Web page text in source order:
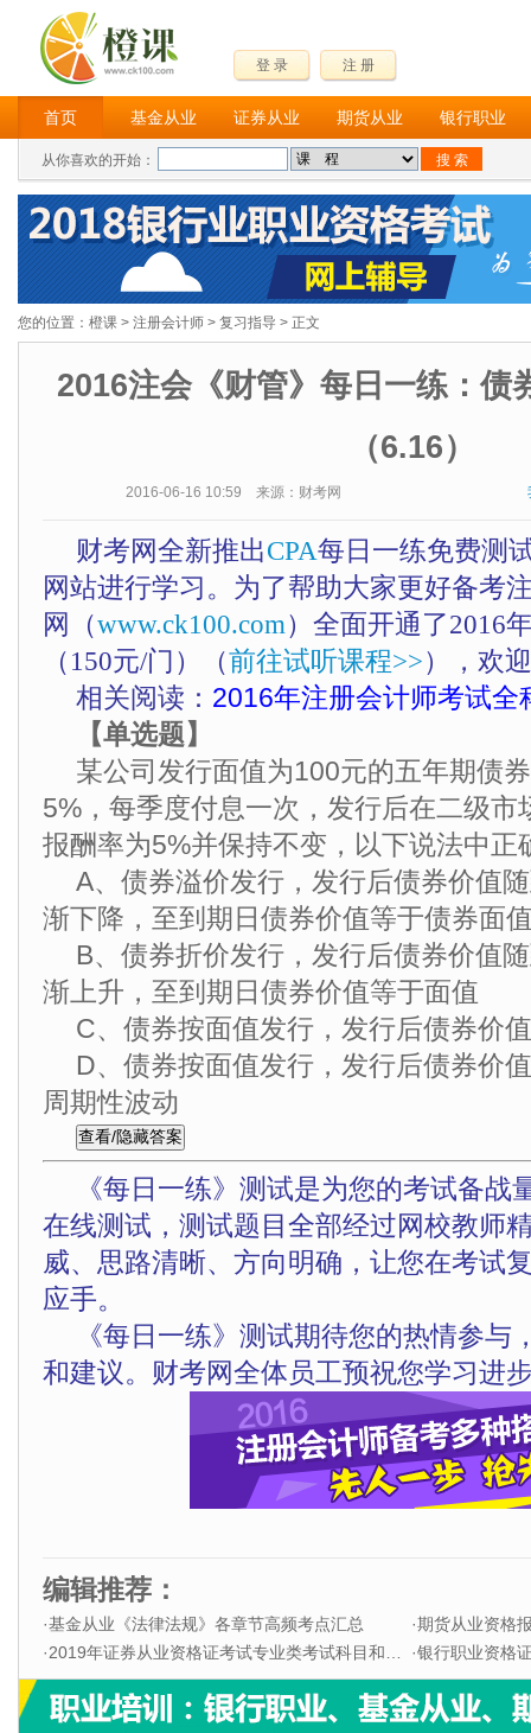
登 录 注 册
首页 基金从业 证券从业 期货从业 银行职业
从你喜欢的开始：
您的位置： 橙课 > 注册会计师 > 复习指导 > 正文
2016注会《财管》每日一练：债
（6.16）
2016-06-16 10:59 来源：财考网
财考网全新推出CPA每日一练免费测
网站进行学习。为了帮助大家更好备考
网（www.ck100.com）全面开通了2016
（150元/门）（前往试听课程>>），欢
相关阅读： 2016年注册会计师考试全
【单选题】
某公司发行面值为100元的五年期债
5%，每季度付息一次，发行后在二级市
报酬率为5%并保持不变，以下说法中
A、债券溢价发行，发行后债券价值
渐下降，至到期日债券价值等于债券面
B、债券折价发行，发行后债券价值
渐上升，至到期日债券价值等于面值
C、债券按面值发行，发行后债券价
D、债券按面值发行，发行后债券价
周期性波动
《每日一练》测试是为您的考试备战
在线测试，测试题目全部经过网校教师
威、思路清晰、方向明确，让您在考试
应手。
《每日一练》测试期待您的热情参与
和建议。财考网全体员工预祝您学习进
编辑推荐：
·基金从业《法律法规》各章节高频考点汇总 ·期货从业资格
·2019年证券从业资格证考试专业类考试科目和题型 ·银行职业资格证